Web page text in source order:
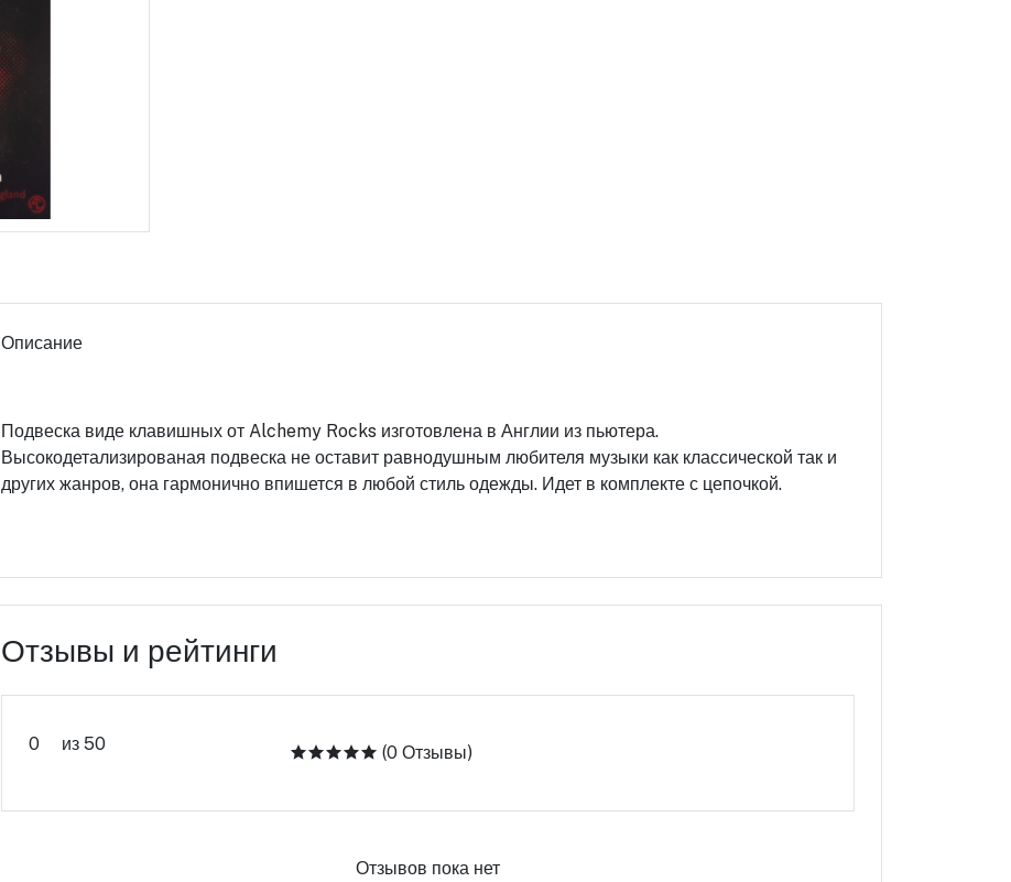
Описание
Подвеска виде клавишных от Alchemy Rocks изготовлена в Англии из пьютера.
Высокодетализированая подвеска не оставит равнодушным любителя музыки как классической так и
других жанров, она гармонично впишется в любой стиль одежды. Идет в комплекте с цепочкой.
Отзывы и рейтинги
0 из 50 (0 Отзывы)
Отзывов пока нет